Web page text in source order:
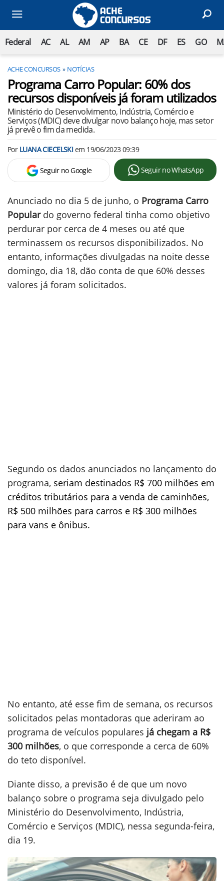
Federal AC AL AM AP BA CE DF ES GO
ACHE CONCURSOS NOTÍCIAS
Programa Carro Popular: 60% dos
recursos disponíveis já foram utilizados
Ministério do Desenvolvimento, Indústria, Comércio e
Serviços (MDIC) deve divulgar novo balanço hoje, mas setor
já prevê o fim da medida.
Por LUANA CIECELSKIem 19/06/2023 09:39
Seguir no Google Seguir no WhatsApp
Anunciado no dia 5 de junho, o Programa Carro
Populardo governo federal tinha como objetivo
perdurar por cerca de 4 meses ou até que
terminassem os recursos disponibilizados. No
entanto, informações divulgadas na noite desse
domingo, dia 18, dão conta de que 60% desses
valores já foram solicitados.
Segundo os dados anunciados no lançamento do
programa, seriam destinados R$ 700 milhões em
créditos tributários para a venda de caminhões,
R$ 500 milhões para carros e R$ 300 milhões
para vans e ônibus.
No entanto, até esse fim de semana, os recursos
solicitados pelas montadoras que aderiram ao
programa de veículos populares já chegam a R$
300 milhões, o que corresponde a cerca de 60%
do teto disponível.
Diante disso, a previsão é de que um novo
balanço sobre o programa seja divulgado pelo
Ministério do Desenvolvimento, Indústria,
Comércio e Serviços (MDIC), nessa segunda-feira,
dia 19.